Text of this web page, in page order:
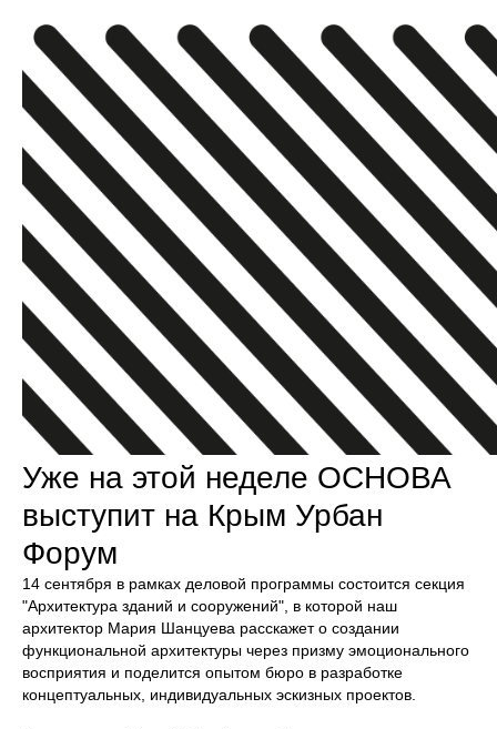
Уже на этой неделе ОСНОВА
выступит на Крым Урбан
Форум
14 сентября в рамках деловой программы состоится секция
"Архитектура зданий и сооружений", в которой наш
архитектор Мария Шанцуева расскажет о создании
функциональной архитектуры через призму эмоционального
восприятия и поделится опытом бюро в разработке
концептуальных, индивидуальных эскизных проектов.